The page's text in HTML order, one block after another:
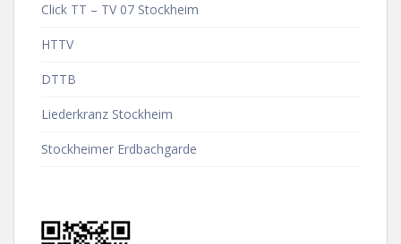
Click TT – TV 07 Stockheim
HTTV
DTTB
Liederkranz Stockheim
Stockheimer Erdbachgarde